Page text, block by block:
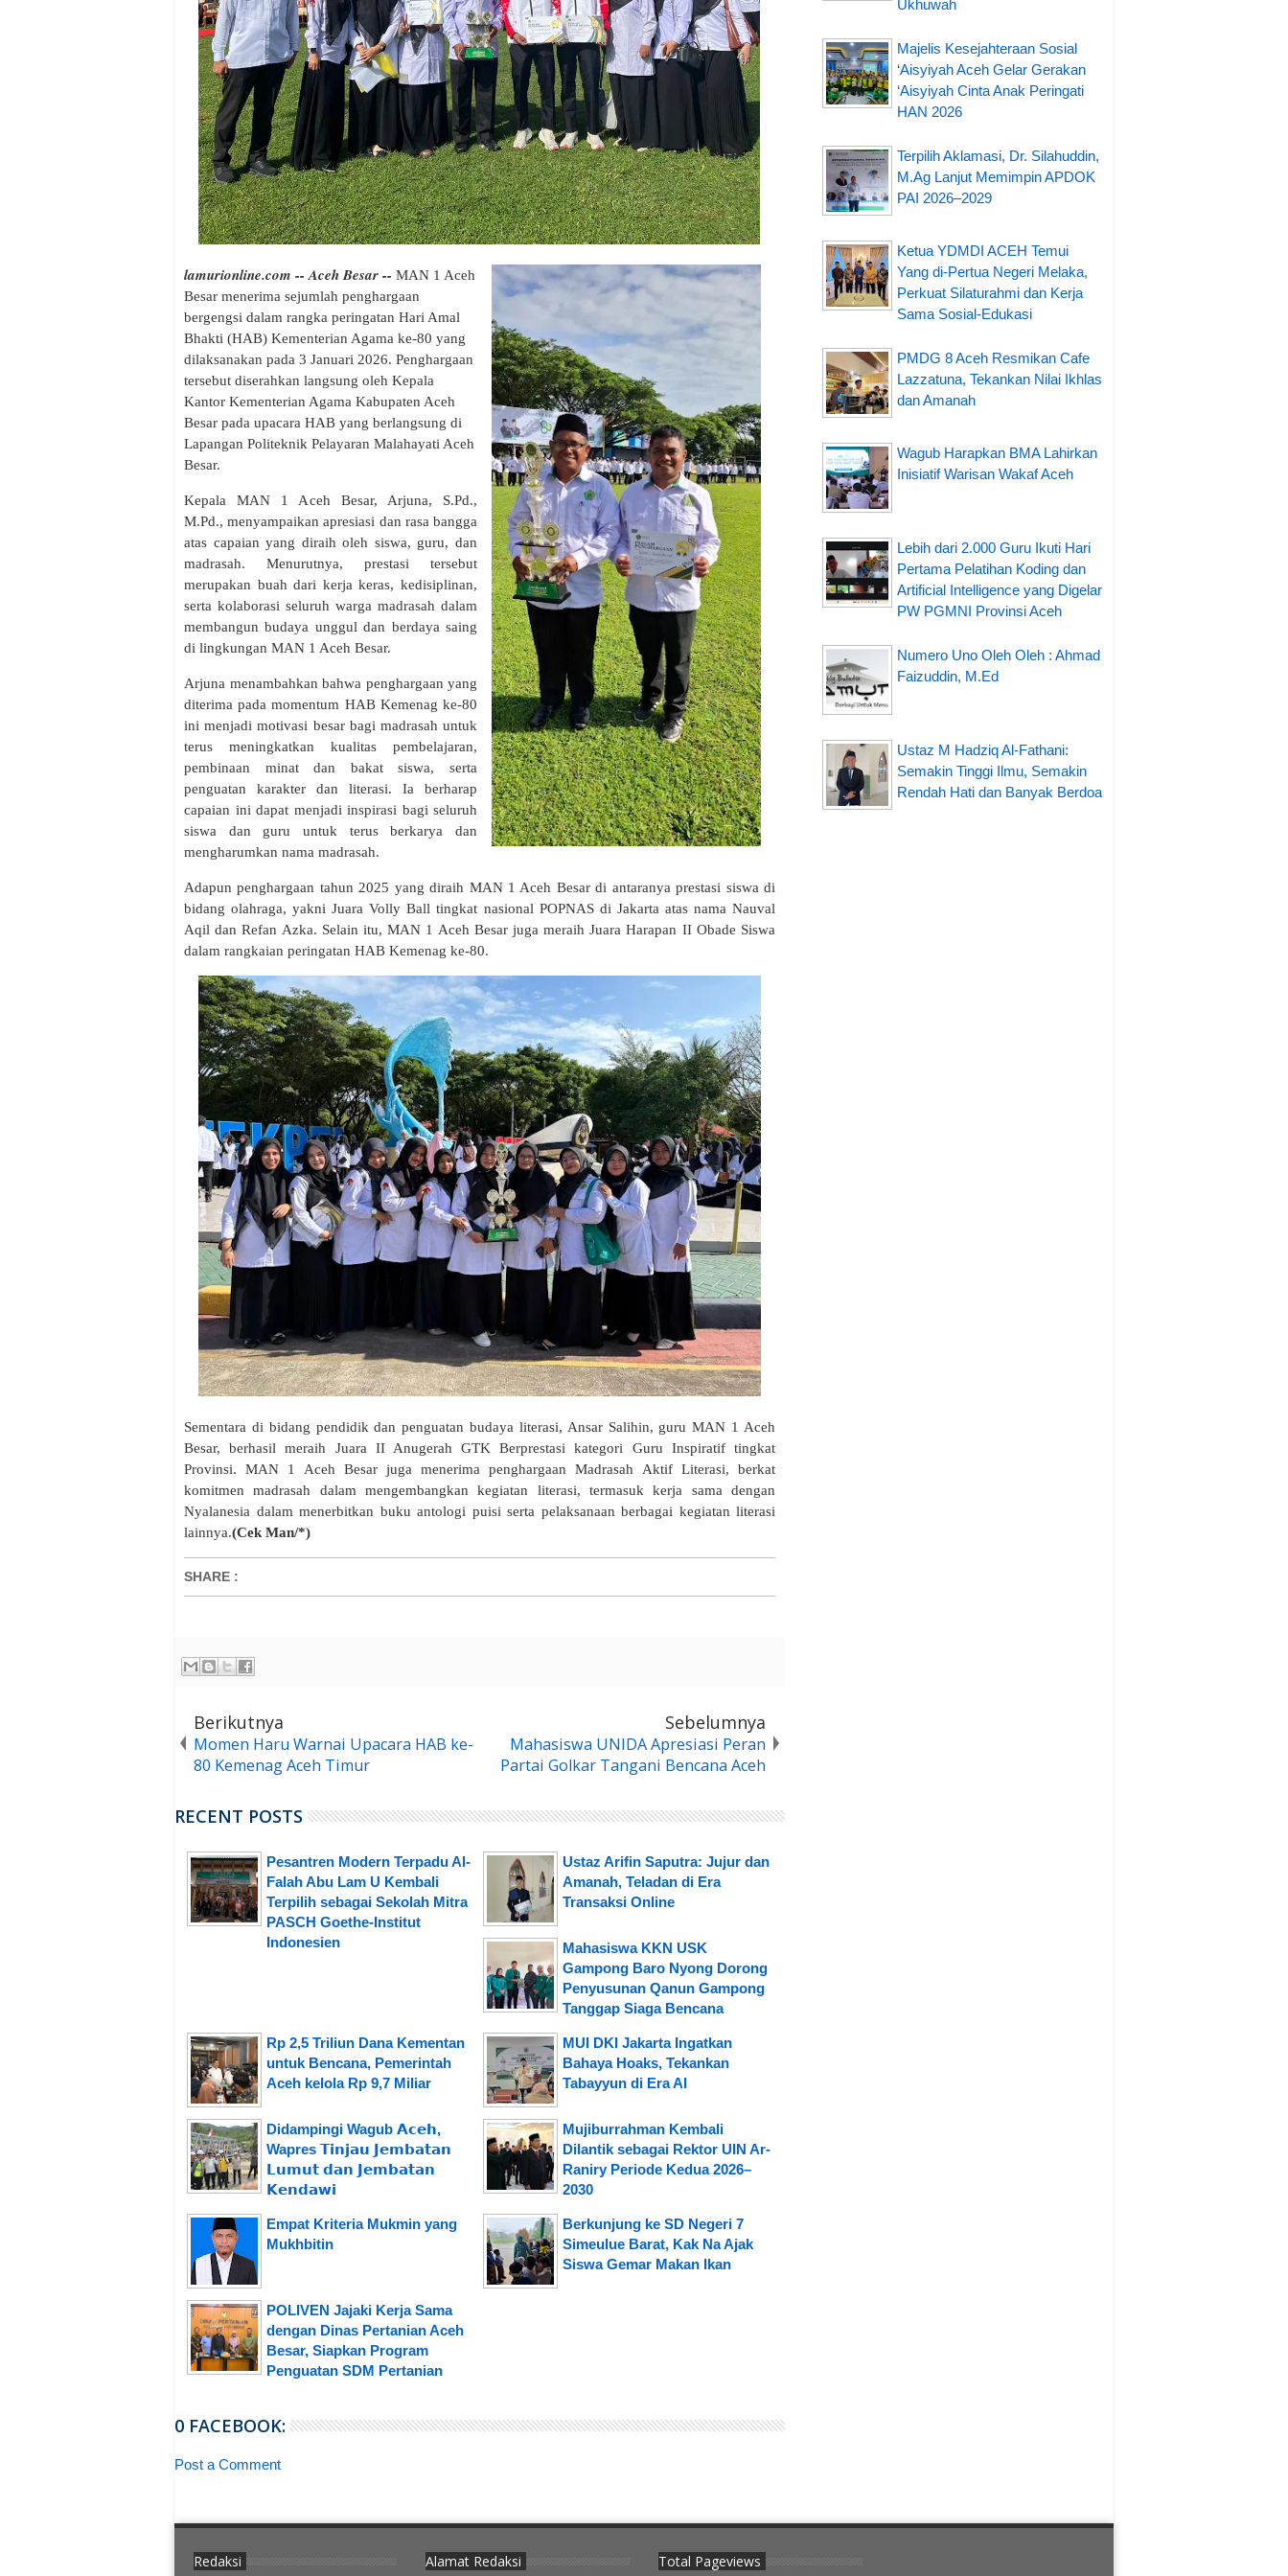
lamurionline.com -- Aceh Besar -- MAN 1 Aceh
Besar menerima sejumlah penghargaan
bergengsi dalam rangka peringatan Hari Amal
Bhakti (HAB) Kementerian Agama ke-80 yang
dilaksanakan pada 3 Januari 2026. Penghargaan
tersebut diserahkan langsung oleh Kepala
Kantor Kementerian Agama Kabupaten Aceh
Besar pada upacara HAB yang berlangsung di
Lapangan Politeknik Pelayaran Malahayati Aceh
Besar.
Kepala MAN 1 Aceh Besar, Arjuna, S.Pd.,
M.Pd., menyampaikan apresiasi dan rasa bangga
atas capaian yang diraih oleh siswa, guru, dan
madrasah. Menurutnya, prestasi tersebut
merupakan buah dari kerja keras, kedisiplinan,
serta kolaborasi seluruh warga madrasah dalam
membangun budaya unggul dan berdaya saing
di lingkungan MAN 1 Aceh Besar.
Arjuna menambahkan bahwa penghargaan yang
diterima pada momentum HAB Kemenag ke-80
ini menjadi motivasi besar bagi madrasah untuk
terus meningkatkan kualitas pembelajaran,
pembinaan minat dan bakat siswa, serta
penguatan karakter dan literasi. Ia berharap
capaian ini dapat menjadi inspirasi bagi seluruh
siswa dan guru untuk terus berkarya dan
mengharumkan nama madrasah.
Adapun penghargaan tahun 2025 yang diraih MAN 1 Aceh Besar di antaranya prestasi siswa di
bidang olahraga, yakni Juara Volly Ball tingkat nasional POPNAS di Jakarta atas nama Nauval
Aqil dan Refan Azka. Selain itu, MAN 1 Aceh Besar juga meraih Juara Harapan II Obade Siswa
dalam rangkaian peringatan HAB Kemenag ke-80.
Sementara di bidang pendidik dan penguatan budaya literasi, Ansar Salihin, guru MAN 1 Aceh
Besar, berhasil meraih Juara II Anugerah GTK Berprestasi kategori Guru Inspiratif tingkat
Provinsi. MAN 1 Aceh Besar juga menerima penghargaan Madrasah Aktif Literasi, berkat
komitmen madrasah dalam mengembangkan kegiatan literasi, termasuk kerja sama dengan
Nyalanesia dalam menerbitkan buku antologi puisi serta pelaksanaan berbagai kegiatan literasi
lainnya.(Cek Man/*)
SHARE :
Berikutnya
Momen Haru Warnai Upacara HAB ke-
80 Kemenag Aceh Timur
Sebelumnya
Mahasiswa UNIDA Apresiasi Peran
Partai Golkar Tangani Bencana Aceh
RECENT POSTS
Pesantren Modern Terpadu Al-
Falah Abu Lam U Kembali
Terpilih sebagai Sekolah Mitra
PASCH Goethe-Institut
Indonesien
Ustaz Arifin Saputra: Jujur dan
Amanah, Teladan di Era
Transaksi Online
Mahasiswa KKN USK
Gampong Baro Nyong Dorong
Penyusunan Qanun Gampong
Tanggap Siaga Bencana
Rp 2,5 Triliun Dana Kementan
untuk Bencana, Pemerintah
Aceh kelola Rp 9,7 Miliar
MUI DKI Jakarta Ingatkan
Bahaya Hoaks, Tekankan
Tabayyun di Era AI
Didampingi Wagub 𝗔𝗰𝗲𝗵,
Wapres 𝗧𝗶𝗻𝗷𝗮𝘂 𝗝𝗲𝗺𝗯𝗮𝘁𝗮𝗻
𝗟𝘂𝗺𝘂𝘁 𝗱𝗮𝗻 𝗝𝗲𝗺𝗯𝗮𝘁𝗮𝗻
𝗞𝗲𝗻𝗱𝗮𝘄𝗶
Mujiburrahman Kembali
Dilantik sebagai Rektor UIN Ar-
Raniry Periode Kedua 2026–
2030
Empat Kriteria Mukmin yang
Mukhbitin
Berkunjung ke SD Negeri 7
Simeulue Barat, Kak Na Ajak
Siswa Gemar Makan Ikan
POLIVEN Jajaki Kerja Sama
dengan Dinas Pertanian Aceh
Besar, Siapkan Program
Penguatan SDM Pertanian
0 FACEBOOK:
Post a Comment
Ukhuwah
Majelis Kesejahteraan Sosial
‘Aisyiyah Aceh Gelar Gerakan
‘Aisyiyah Cinta Anak Peringati
HAN 2026
Terpilih Aklamasi, Dr. Silahuddin,
M.Ag Lanjut Memimpin APDOK
PAI 2026–2029
Ketua YDMDI ACEH Temui
Yang di-Pertua Negeri Melaka,
Perkuat Silaturahmi dan Kerja
Sama Sosial-Edukasi
PMDG 8 Aceh Resmikan Cafe
Lazzatuna, Tekankan Nilai Ikhlas
dan Amanah
Wagub Harapkan BMA Lahirkan
Inisiatif Warisan Wakaf Aceh
Lebih dari 2.000 Guru Ikuti Hari
Pertama Pelatihan Koding dan
Artificial Intelligence yang Digelar
PW PGMNI Provinsi Aceh
Numero Uno Oleh Oleh : Ahmad
Faizuddin, M.Ed
Ustaz M Hadziq Al-Fathani:
Semakin Tinggi Ilmu, Semakin
Rendah Hati dan Banyak Berdoa
Redaksi Alamat Redaksi Total Pageviews